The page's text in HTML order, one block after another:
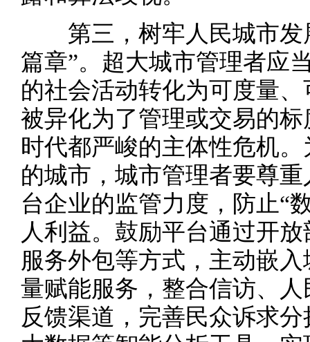
第三，树牢人民城市发
篇章”。超大城市管理者应
的社会活动转化为可度量
被异化为了管理或交易的
时代都严峻的主体性危机
的城市，城市管理者要尊
台企业的监管力度，防止“
人利益。鼓励平台通过开
服务外包等方式，主动嵌
量赋能服务，整合信访、
反馈渠道，完善民众诉求